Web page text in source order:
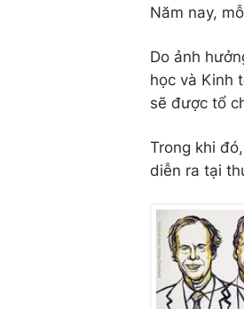
Năm nay,
Do ảnh
học và Kinh
sẽ được tổ
Trong khi
diễn ra tại